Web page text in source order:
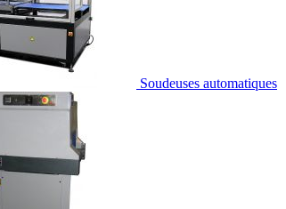
Soudeuses automatiques